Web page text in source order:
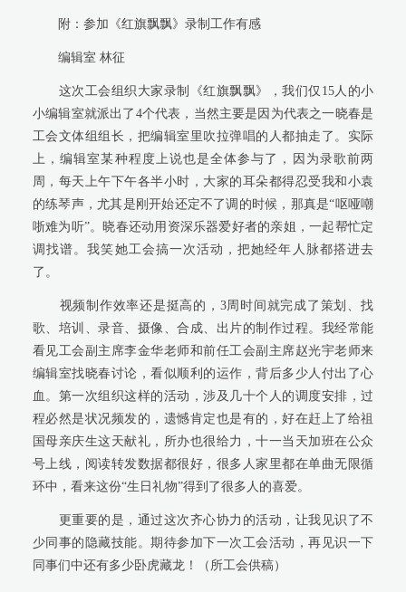
附：参加《红旗飘飘》录制工作有感
编辑室 林征
这次工会组织大家录制《红旗飘飘》，我们仅15人的小
小编辑室就派出了4个代表，当然主要是因为代表之一晓春是
工会文体组组长，把编辑室里吹拉弹唱的人都抽走了。实际
上，编辑室某种程度上说也是全体参与了，因为录歌前两
周，每天上午下午各半小时，大家的耳朵都得忍受我和小袁
的练琴声，尤其是刚开始还定不了调的时候，那真是“呕哑嘲
哳难为听”。晓春还动用资深乐器爱好者的亲姐，一起帮忙定
调找谱。我笑她工会搞一次活动，把她经年人脉都搭进去
了。
视频制作效率还是挺高的，3周时间就完成了策划、找
歌、培训、录音、摄像、合成、出片的制作过程。我经常能
看见工会副主席李金华老师和前任工会副主席赵光宇老师来
编辑室找晓春讨论，看似顺利的运作，背后多少人付出了心
血。第一次组织这样的活动，涉及几十个人的调度安排，过
程必然是状况频发的，遗憾肯定也是有的，好在赶上了给祖
国母亲庆生这天献礼，所办也很给力，十一当天加班在公众
号上线，阅读转发数据都很好，很多人家里都在单曲无限循
环中，看来这份“生日礼物”得到了很多人的喜爱。
更重要的是，通过这次齐心协力的活动，让我见识了不
少同事的隐藏技能。期待参加下一次工会活动，再见识一下
同事们中还有多少卧虎藏龙！（所工会供稿）